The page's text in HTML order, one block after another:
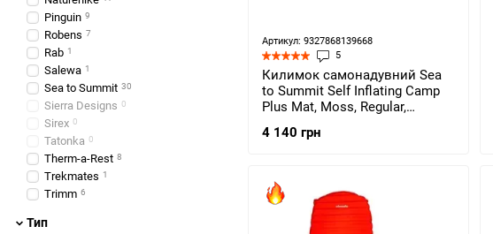
Артикул: 9327868139668
5
Килимок самонадувний Sea
to Summit Self Inflating Camp
Plus Mat, Moss, Regular,
AMSICAPLR)
4 140 грн
Pinguin 9
Robens 7
Rab 1
Salewa 1
Sea to Summit 30
Sierra Designs 0
Sirex 0
Tatonka 0
Therm-a-Rest 8
Trekmates 1
Trimm 6
Тип